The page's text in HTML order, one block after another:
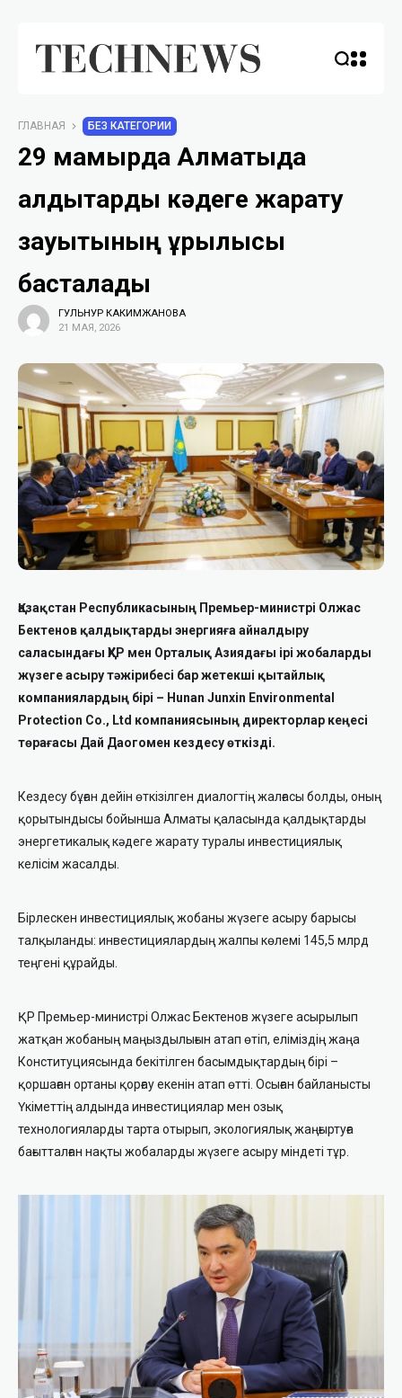
ГЛАВНАЯ БЕЗ КАТЕГОРИИ
29 мамырда Алматыда
қалдықтарды кәдеге жарату
зауытының құрылысы
басталады
ГУЛЬНУР КАКИМЖАНОВА
21 МАЯ, 2026
Қазақстан Республикасының Премьер-министрі Олжас
Бектенов қалдықтарды энергияға айналдыру
саласындағы ҚХР мен Орталық Азиядағы ірі жобаларды
жүзеге асыру тәжірибесі бар жетекші қытайлық
компаниялардың бірі – Hunan Junxin Environmental
Protection Co., Ltd компаниясының директорлар кеңесі
төрағасы Дай Даогомен кездесу өткізді.
Кездесу бұған дейін өткізілген диалогтің жалғасы болды, оның
қорытындысы бойынша Алматы қаласында қалдықтарды
энергетикалық кәдеге жарату туралы инвестициялық
келісім жасалды.
Бірлескен инвестициялық жобаны жүзеге асыру барысы
талқыланды: инвестициялардың жалпы көлемі 145,5 млрд
теңгені құрайды.
ҚР Премьер-министрі Олжас Бектенов жүзеге асырылып
жатқан жобаның маңыздылығын атап өтіп, еліміздің жаңа
Конституциясында бекітілген басымдықтардың бірі –
қоршаған ортаны қорғау екенін атап өтті. Осыған байланысты
Үкіметтің алдында инвестициялар мен озық
технологияларды тарта отырып, экологиялық жаңғыртуға
бағытталған нақты жобаларды жүзеге асыру міндеті тұр.